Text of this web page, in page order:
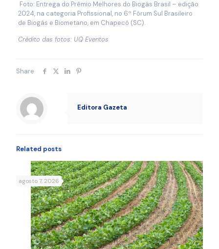
Foto: Entrega do Prêmio Melhores do Biogás Brasil – edição
2024, na categoria Profissional, no 6º Fórum Sul Brasileiro
de Biogás e Biometano, em Chapecó (SC).
Crédito das fotos: UQ Eventos
Share
Editora Gazeta
Related posts
agosto 7, 2026